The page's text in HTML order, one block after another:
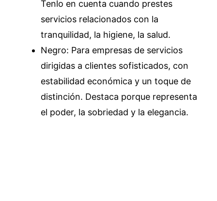
Tenlo en cuenta cuando prestes
servicios relacionados con la
tranquilidad, la higiene, la salud.
Negro: Para empresas de servicios
dirigidas a clientes sofisticados, con
estabilidad económica y un toque de
distinción. Destaca porque representa
el poder, la sobriedad y la elegancia.